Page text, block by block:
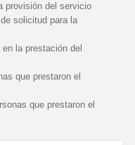
provisión del servicio
solicitud para la
la prestación del
que prestaron el
que prestaron el